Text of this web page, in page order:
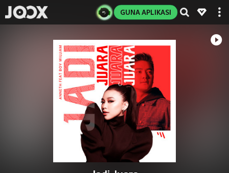
GUNA APLIKASI